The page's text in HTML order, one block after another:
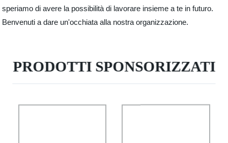
speriamo di avere la possibilità di lavorare insieme a te in futuro.
Benvenuti a dare un'occhiata alla nostra organizzazione.
PRODOTTI SPONSORIZZATI